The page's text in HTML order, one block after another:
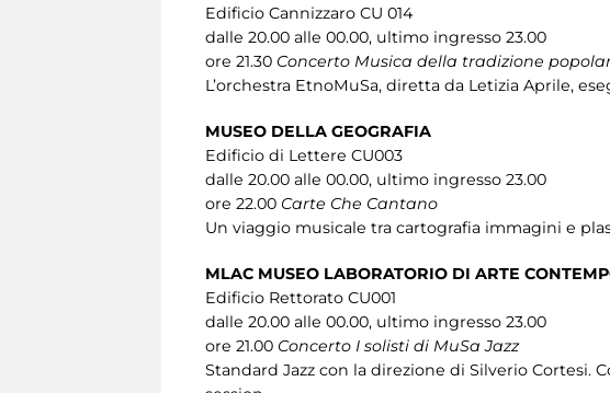
Edificio Cannizzaro CU 014
dalle 20.00 alle 00.00, ultimo ingresso 23.00
ore 21.30 Concerto Musica della tradizione
L’orchestra EtnoMuSa, diretta da Letizia Aprile,
MUSEO DELLA GEOGRAFIA
Edificio di Lettere CU003
dalle 20.00 alle 00.00, ultimo ingresso 23.00
ore 22.00 Carte Che Cantano
Un viaggio musicale tra cartografia immagini e
MLAC MUSEO LABORATORIO DI ARTE
Edificio Rettorato CU001
dalle 20.00 alle 00.00, ultimo ingresso 23.00
ore 21.00 Concerto I solisti di MuSa Jazz
Standard Jazz con la direzione di Silverio Cortesi.